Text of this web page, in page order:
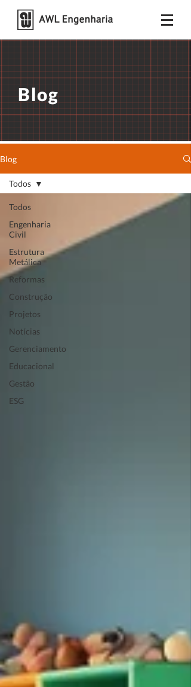
Blog
Blog
Todos
Engenharia
Civil
Estrutura
Metálica
Reformas
Construção
Projetos
Notícias
Gerenciamento
Educacional
Gestão
ESG
Todos